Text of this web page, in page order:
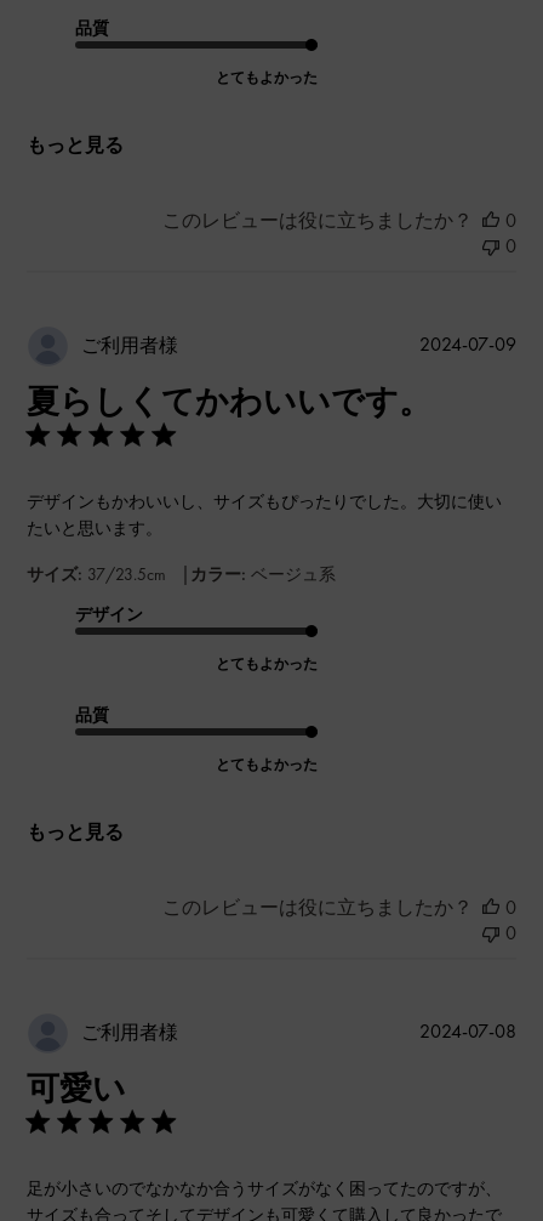
品質
とてもよかった
もっと見る
このレビューは役に立ちましたか？
0
0
ご利用者様
夏らしくてかわいいです。
デザインもかわいいし、サイズもぴったりでした。大切に使い
たいと思います。
サイズ: 37/23.5cm | カラー: ベージュ系
デザイン
とてもよかった
品質
とてもよかった
もっと見る
公
2024-07-09
このレビューは役に立ちましたか？
0
0
ご利用者様
可愛い
足が小さいのでなかなか合うサイズがなく困ってたのですが、
サイズも合ってそしてデザインも可愛くて購入して良かったで
公
2024-07-08